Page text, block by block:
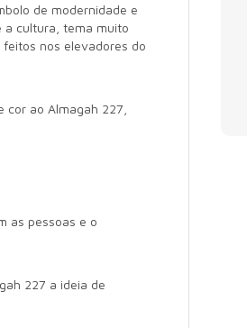
de modernidade e
a cultura, tema muito
feitos nos elevadores do
ao Almagah 227,
as pessoas e o
227 a ideia de